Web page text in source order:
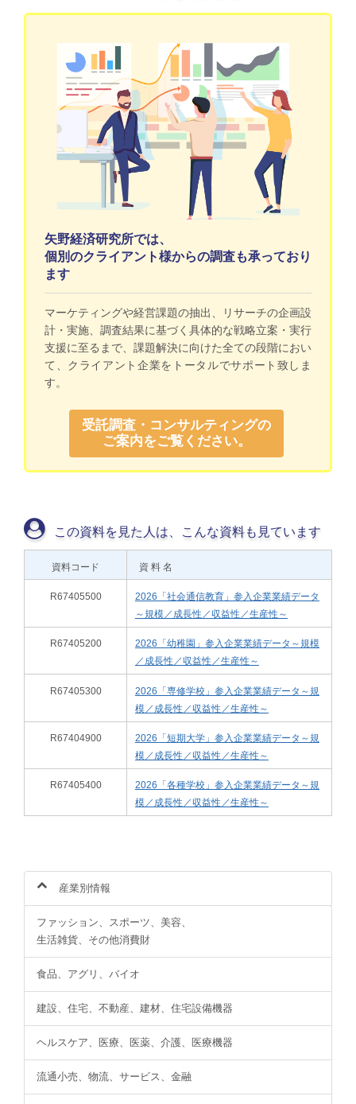
矢野経済研究所では、
個別のクライアント様からの調査も承っており
ます
マーケティングや経営課題の抽出、リサーチの企画設
計・実施、調査結果に基づく具体的な戦略立案・実行
支援に至るまで、課題解決に向けた全ての段階におい
て、クライアント企業をトータルでサポート致しま
す。
受託調査・コンサルティングの
ご案内をご覧ください。
この資料を見た人は、こんな資料も見ています
資料コード 資 料 名
R67405500
2026「社会通信教育」参入企業業績データ
～規模／成長性／収益性／生産性～
R67405200
2026「幼稚園」参入企業業績データ～規模
／成長性／収益性／生産性～
R67405300
2026「専修学校」参入企業業績データ～規
模／成長性／収益性／生産性～
R67404900
2026「短期大学」参入企業業績データ～規
模／成長性／収益性／生産性～
R67405400
2026「各種学校」参入企業業績データ～規
模／成長性／収益性／生産性～
産業別情報
ファッション、スポーツ、美容、
生活雑貨、その他消費財
食品、アグリ、バイオ
建設、住宅、不動産、建材、住宅設備機器
ヘルスケア、医療、医薬、介護、医療機器
流通小売、物流、サービス、金融